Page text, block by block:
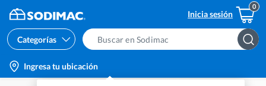
Inicia sesión
Categorías
location-
icon
Ingresa tu ubicación